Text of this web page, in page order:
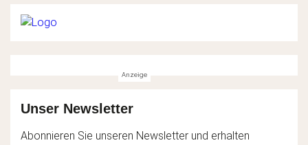
Unser Newsletter
Abonnieren Sie unseren Newsletter und erhalten